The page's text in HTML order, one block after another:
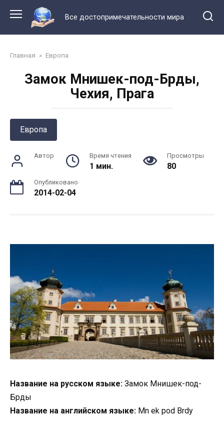
контенту
Все достопримечательности мира
Главная » Европа
Замок Мнишек-под-Брды,
Чехия, Прага
Европа
Автор Время чтения
1 мин.
Просмотры
80
Опубликовано
2014-02-04
Название на русском языке: Замок Мнишек-под-
Брды
Название на английском языке: Mn ek pod Brdy